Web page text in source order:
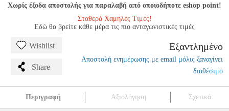
Χωρίς έξοδα αποστολής για παραλαβή από οποιοδήποτε eshop point!
Σταθερά Χαμηλές Τιμές!
Εδώ θα βρείτε κάθε μέρα τις πιο ανταγωνιστικές τιμές
Wishlist
Share
Εξαντλημένο
Αποστολή ενημέρωσης με email μόλις ξαναγίνει
διαθέσιμο
Περιγραφή Αξιολόγηση Σχετικά